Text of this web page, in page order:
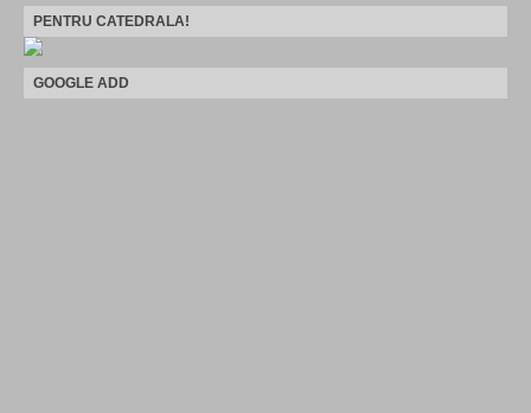
PENTRU CATEDRALA!
GOOGLE ADD